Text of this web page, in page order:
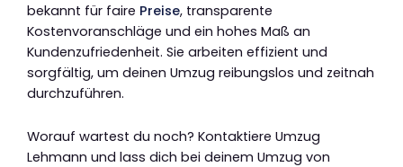
bekannt für faire Preise, transparente
Kostenvoranschläge und ein hohes Maß an
Kundenzufriedenheit. Sie arbeiten effizient und
sorgfältig, um deinen Umzug reibungslos und zeitnah
durchzuführen.
Worauf wartest du noch? Kontaktiere Umzug
Lehmann und lass dich bei deinem Umzug von